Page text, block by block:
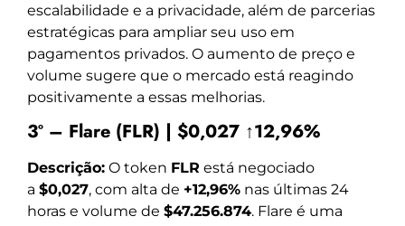
escalabilidade e a privacidade, além de parcerias
estratégicas para ampliar seu uso em
pagamentos privados. O aumento de preço e
volume sugere que o mercado está reagindo
positivamente a essas melhorias.
3º – Flare (FLR) | $0,027 ↑12,96%
Descrição: O token FLR está negociado
a $0,027, com alta de +12,96% nas últimas 24
horas e volume de $47.256.874. Flare é uma